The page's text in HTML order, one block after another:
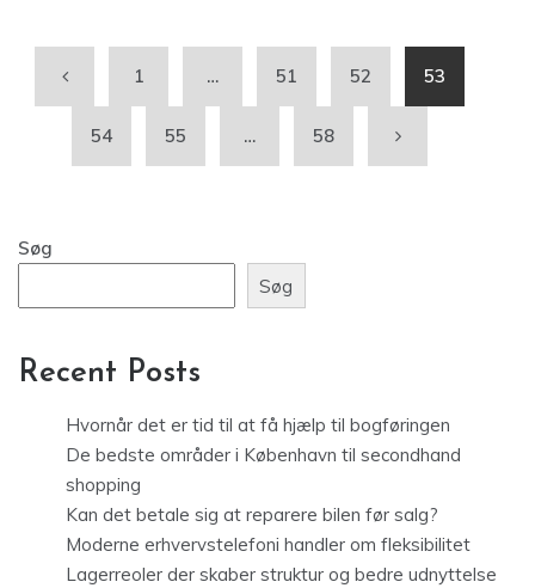
1 … 51 52 53
54 55 … 58
Søg
Søg
Recent Posts
Hvornår det er tid til at få hjælp til bogføringen
De bedste områder i København til secondhand
shopping
Kan det betale sig at reparere bilen før salg?
Moderne erhvervstelefoni handler om fleksibilitet
Lagerreoler der skaber struktur og bedre udnyttelse